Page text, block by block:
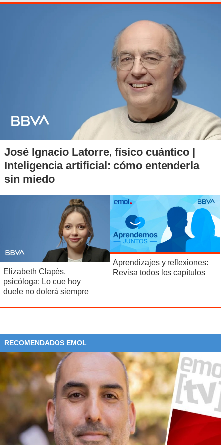
temporadas.
Además de su éxito televisivo, Patrick fue reconocido por
papeles cinematográficosprotagonizando "Invasión"
(1997) como Zander Barcalow, recuerda TMZ.
También participó en "Secuestrados" (2021), "Vanquish"
(2021), "Dakota" (2022), "Marlowe" (2022) y "Murder at
Su última película, "Dirty Hands", se estrenará de forma
póstuma a finales de este año.
José Ignacio Latorre, físico cuántico |
Inteligencia artificial: cómo entenderla
sin miedo
Elizabeth Clapés,
psicóloga: Lo que hoy
duele no dolerá siempre
Aprendizajes y reflexiones:
Revisa todos los capítulos
RECOMENDADOS EMOL